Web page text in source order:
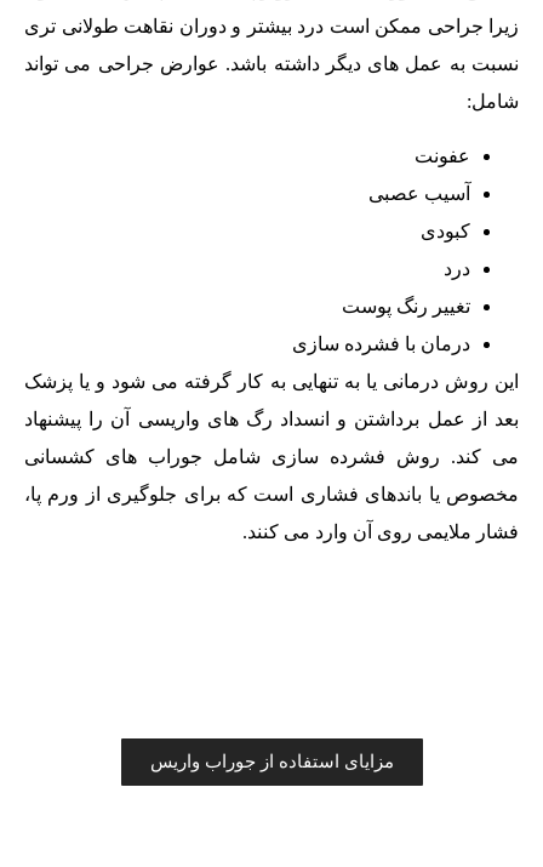
زیرا جراحی ممکن است درد بیشتر و دوران نقاهت طولانی‌ تری
نسبت به عمل های دیگر داشته باشد. عوارض جراحی می تواند
شامل:
عفونت
آسیب عصبی
کبودی
درد
تغییر رنگ پوست
درمان با فشرده سازی
این روش درمانی یا به تنهایی به کار گرفته می شود و یا پزشک
بعد از عمل برداشتن و انسداد رگ های واریسی آن را پیشنهاد
می کند. روش فشرده سازی شامل جوراب های کشسانی
مخصوص یا باندهای فشاری است که برای جلوگیری از ورم پا،
فشار ملایمی روی آن وارد می کنند.
مزایای استفاده از جوراب واریس